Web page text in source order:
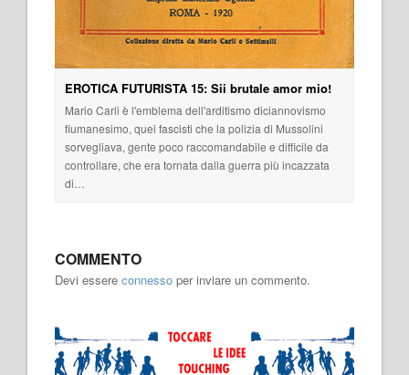
EROTICA FUTURISTA 15: Sii brutale amor mio!
Mario Carli è l'emblema dell'arditismo diciannovismo
fiumanesimo, quei fascisti che la polizia di Mussolini
sorvegliava, gente poco raccomandabile e difficile da
controllare, che era tornata dalla guerra più incazzata
di…
COMMENTO
Devi essere connesso per inviare un commento.